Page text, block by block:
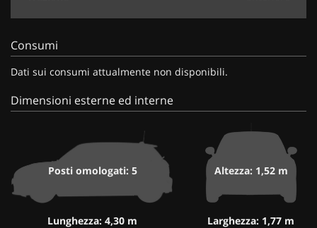
Consumi
Dati sui consumi attualmente non disponibili.
Dimensioni esterne ed interne
Posti omologati: 5
Lunghezza: 4,30 m
Altezza: 1,52 m
Larghezza: 1,77 m